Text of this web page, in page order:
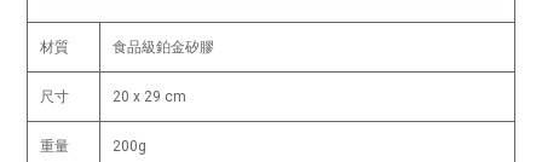
材質 食品級鉑金矽膠
尺寸 20 x 29 cm
重量 200g